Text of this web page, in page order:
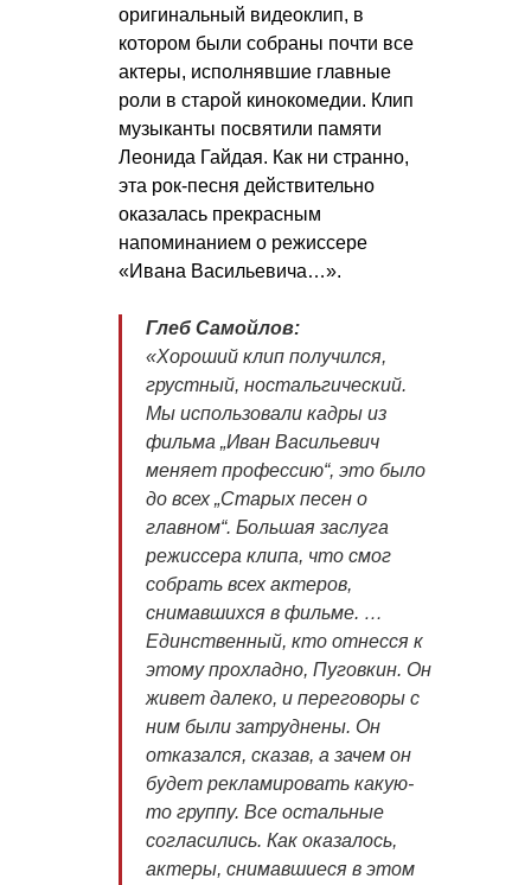
оригинальный видеоклип, в
котором были собраны почти все
актеры, исполнявшие главные
роли в старой кинокомедии. Клип
музыканты посвятили памяти
Леонида Гайдая. Как ни странно,
эта рок-песня действительно
оказалась прекрасным
напоминанием о режиссере
«Ивана Васильевича…».
Глеб Самойлов:
«Хороший клип получился,
грустный, ностальгический.
Мы использовали кадры из
фильма „Иван Васильевич
меняет профессию“, это было
до всех „Старых песен о
главном“. Большая заслуга
режиссера клипа, что смог
собрать всех актеров,
снимавшихся в фильме. …
Единственный, кто отнесся к
этому прохладно, Пуговкин. Он
живет далеко, и переговоры с
ним были затруднены. Он
отказался, сказав, а зачем он
будет рекламировать какую-
то группу. Все остальные
согласились. Как оказалось,
актеры, снимавшиеся в этом